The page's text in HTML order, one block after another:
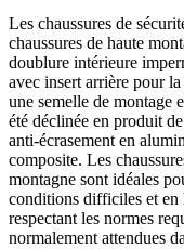
Les chaussures de
chaussures de haute
doublure intérieure
avec insert arrière pour
une semelle de montage
été déclinée en produit
anti-écrasement en
composite. Les
montagne sont idéales
conditions difficiles et en
respectant les normes
normalement attendues